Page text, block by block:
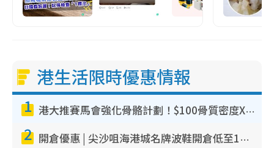
港生活限時優惠情報
1 港大推賽馬會強化骨骼計劃！$100骨質密度X光檢查 完成免費運動訓練送超市禮券！附參加資格
2 開倉優惠 | 尖沙咀海港城名牌波鞋開倉低至1折！On鞋$899起／Joy&Peace鞋履$98起